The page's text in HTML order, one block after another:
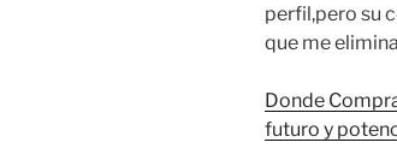
perfil,pero su
que me
Donde
futuro y